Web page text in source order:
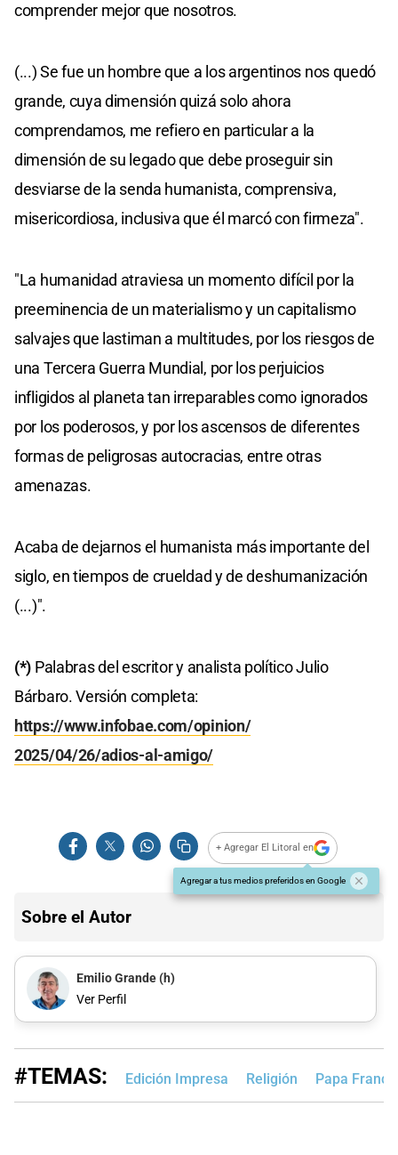
comprender mejor que nosotros.
(...) Se fue un hombre que a los argentinos nos quedó
grande, cuya dimensión quizá solo ahora
comprendamos, me refiero en particular a la
dimensión de su legado que debe proseguir sin
desviarse de la senda humanista, comprensiva,
misericordiosa, inclusiva que él marcó con firmeza".
"La humanidad atraviesa un momento difícil por la
preeminencia de un materialismo y un capitalismo
salvajes que lastiman a multitudes, por los riesgos de
una Tercera Guerra Mundial, por los perjuicios
infligidos al planeta tan irreparables como ignorados
por los poderosos, y por los ascensos de diferentes
formas de peligrosas autocracias, entre otras
amenazas.
Acaba de dejarnos el humanista más importante del
siglo, en tiempos de crueldad y de deshumanización
(...)".
(*) Palabras del escritor y analista político Julio
Bárbaro. Versión completa:
https://www.infobae.com/opinion/
2025/04/26/adios-al-amigo/
+ Agregar El Litoral en
Agregar a tus medios preferidos en Google
Sobre el Autor
Emilio Grande (h)
Ver Perfil
#TEMAS: Edición Impresa Religión Papa